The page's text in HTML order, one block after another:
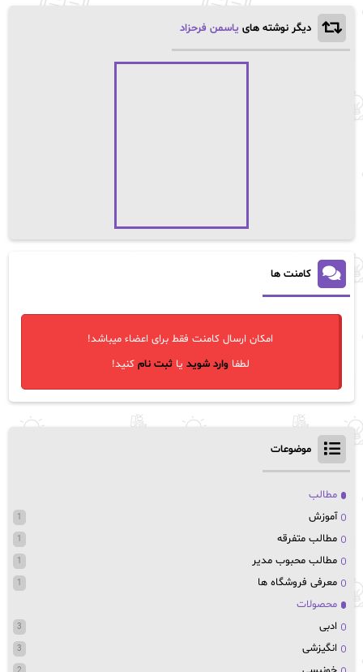
دیگر نوشته های یاسمن فرحزاد
کامنت ها
امکان ارسال کامنت فقط برای اعضاء میباشد!
لطفاوارد شوید یاثبت نام کنید!
موضوعات
مطالب
آموزش
1
مطالب متفرقه 1
مطالب محبوب مدیر 1
معرفی فروشگاه ها 1
محصولات
ادبی
3
انگیزشی 3